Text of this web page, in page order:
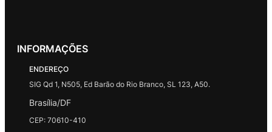
INFORMAÇÕES
ENDEREÇO
SIG Qd 1, N505, Ed Barão do Rio Branco, SL 123, A50.
Brasília/DF
CEP: 70610-410